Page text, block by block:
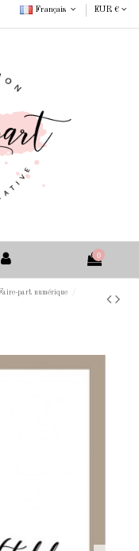
Français EUR €
0
part numérique